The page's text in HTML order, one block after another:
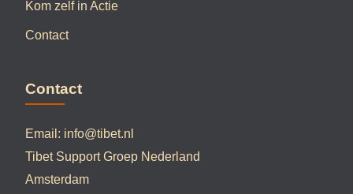
Kom zelf in Actie
Contact
Contact
Email: info@tibet.nl
Tibet Support Groep Nederland
Amsterdam